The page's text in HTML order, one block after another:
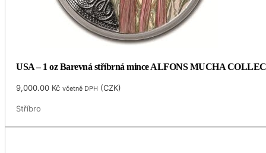
USA – 1 oz Barevná stříbrná mince ALFONS MUCHA
9,000.00 Kč včetně DPH (CZK)
Stříbro